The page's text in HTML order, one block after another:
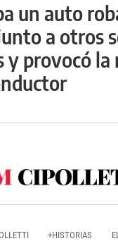
un auto
a otros
y provocó la
+HISTORIAS